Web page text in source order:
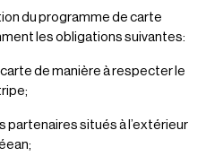
du programme de carte
les obligations suivantes:
de manière à respecter le
partenaires situés à l’extérieur